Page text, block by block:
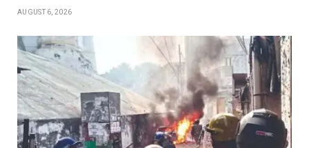
AUGUST 6, 2026